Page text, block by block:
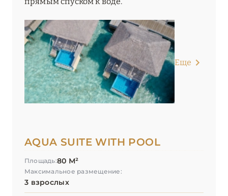
Еще
AQUA SUITE WITH POOL
Площадь:80 М²
Максимальное размещение:
3 взрослых